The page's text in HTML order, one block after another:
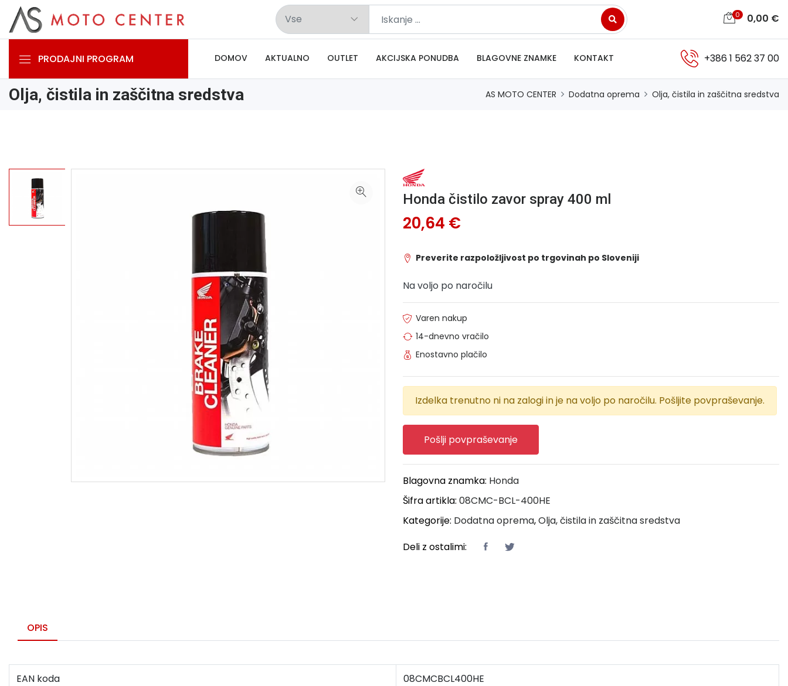
0 0,00 €
PRODAJNI PROGRAM DOMOV AKTUALNO OUTLET AKCIJSKA PONUDBA BLAGOVNE ZNAMKE KONTAKT +386 1 562 37 00
Olja, čistila in zaščitna sredstva AS MOTO CENTER Dodatna oprema Olja, čistila in zaščitna sredstva
Honda čistilo zavor spray 400 ml
20,64 €
Preverite razpoložljivost po trgovinah po Sloveniji
Na voljo po naročilu
Varen nakup
14-dnevno vračilo
Enostavno plačilo
Izdelka trenutno ni na zalogi in je na voljo po naročilu. Pošljite povpraševanje.
Pošlji povpraševanje
Blagovna znamka: Honda
Šifra artikla: 08CMC-BCL-400HE
Kategorije: Dodatna oprema,Olja, čistila in zaščitna sredstva
Deli z ostalimi:
OPIS
EAN koda 08CMCBCL400HE